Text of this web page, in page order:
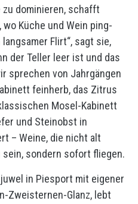
zu dominieren, schafft
Küche und Wein ping-
Flirt“, sagt sie,
der Teller leer ist und das
sprechen von Jahrgängen
feinherb, das Zitrus
Mosel-Kabinett
und Steinobst in
– Weine, die nicht alt
sondern sofort fliegen.
in Piesport mit eigener
Zweisternen-Glanz, lebt